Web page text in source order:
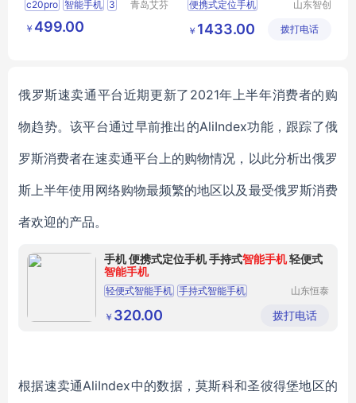
c20pro 智能手机 3
6 53
青岛艾芬
￥ 499.00
便携式定位手机
轻便式智能手机
山东智创
有限公司
￥ 1433.00 拨打电话
俄罗斯速卖通平台近期更新了 2021年上半年消费者的购
物趋势。该平台通过早前推出的AliIndex功能，跟踪了俄
罗斯消费者在速卖通平台上的购物情况，以此分析出俄罗
斯上半年使用网络购物最频繁的地区以及最受俄罗斯消费
者欢迎的产品。
手机 便携式定位手机 手持式智能手机轻便式
智能手机
轻便式智能手机 手持式智能手机
便携式定位手机
山东恒泰
装备制造
有限公司
￥ 320.00 拨打电话
根据速卖通AliIndex中的数据，莫斯科和圣彼得堡地区的